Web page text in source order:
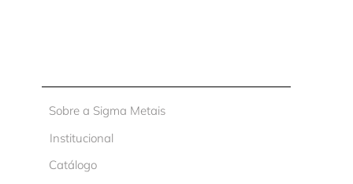
Sobre a Sigma Metais
Institucional
Catálogo